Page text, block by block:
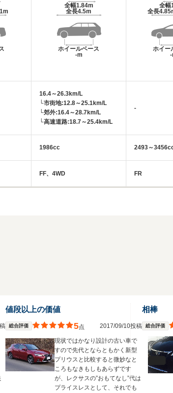
全幅1.84m
全長4.5m
ホイールベース
-m
16.4～26.3km/L
└市街地:12.8～25.1km/L
└郊外:16.4～28.7km/L
└高速道路:18.7～25.4km/L
1986cc
FF、4WD
全幅
全長
ホイー
-
-
2493～
FR
値段以上の価値
総合評価 5点 2017/09/10投稿
現状ではかなり設計の古い車で
すので先代とならともかく新型
プリウスと比較すると微妙なと
ころもなきもしもあらずです
が、レクサスの”おもてなし”代は
プライスレスとして、それでも
相棒
総合評価